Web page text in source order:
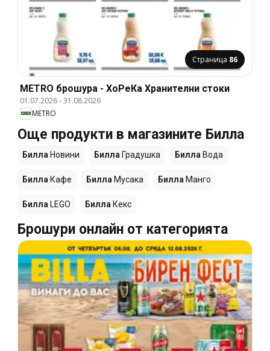
Страница 86
METRO брошура - ХоРеКа Хранителни стоки
01.07.2026-31.08.2026
METRO
Още продукти в магазините Билла
Билла Новини Билла Градушка Билла Вода
Билла Кафе Билла Мусака Билла Манго
Билла LEGO Билла Кекс
Брошури онлайн от категорията